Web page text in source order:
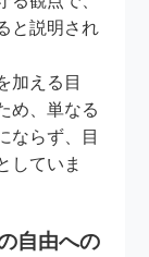
と説明され
加える目
め、単なる
ならず、目
していま
自由への